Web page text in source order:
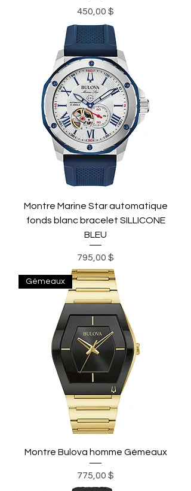
Prix
450,00 $
Montre Marine Star automatique
fonds blanc bracelet SILLICONE
BLEU
Prix
795,00 $
Gémeaux
Montre Bulova homme Gémeaux
Prix
775,00 $